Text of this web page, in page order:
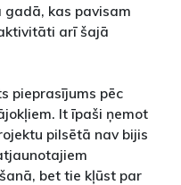
kas pavisam
arī šajā
pieprasījums pēc
It īpaši ņemot
pilsētā nav bijis
bet tie kļūst par